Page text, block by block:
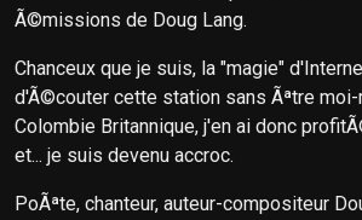
Ã©missions de Doug Lang.
Chanceux que je suis, la "magie"
d'Ã©couter cette station sans Ãªtre moi-
Colombie Britannique, j'en ai donc
et... je suis devenu accroc.
PoÃªte, chanteur, auteur-compositeur